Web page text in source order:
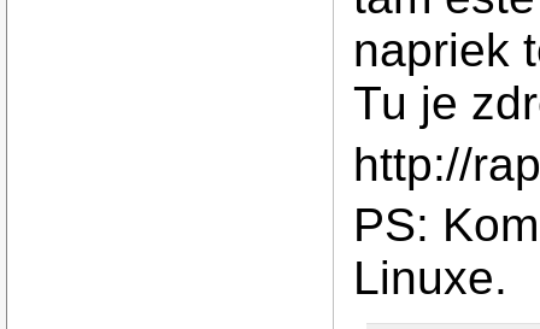
napriek
Tu je
http://
PS:
Linuxe.